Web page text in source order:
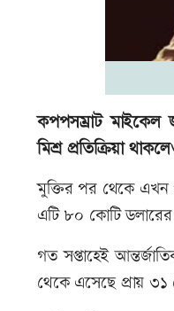
কপপসম্রাট মাইকেল
মিশ্র প্রতিক্রিয়া
মুক্তির পর থেকে এখন
এটি ৮০ কোটি
গত সপ্তাহেই
থেকে এসেছে প্রায়